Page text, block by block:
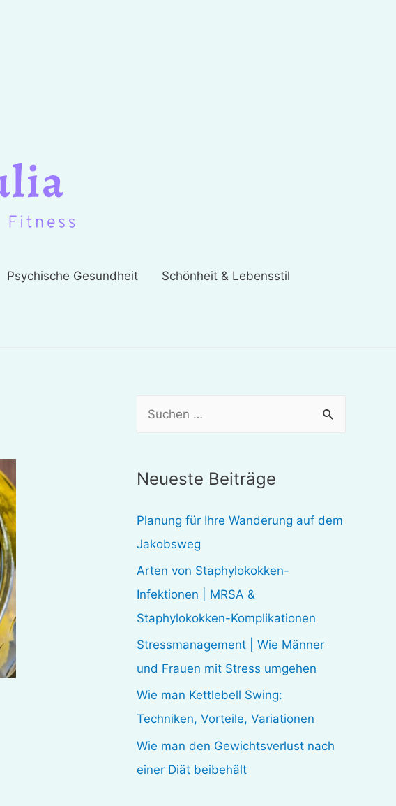
Psychische Gesundheit Schönheit & Lebensstil
h
n
n
a
c
h
:
Neueste Beiträge
Planung für Ihre Wanderung auf dem
Jakobsweg
Arten von Staphylokokken-
Infektionen | MRSA &
Staphylokokken-Komplikationen
Stressmanagement | Wie Männer
und Frauen mit Stress umgehen
Wie man Kettlebell Swing:
Techniken, Vorteile, Variationen
Wie man den Gewichtsverlust nach
einer Diät beibehält